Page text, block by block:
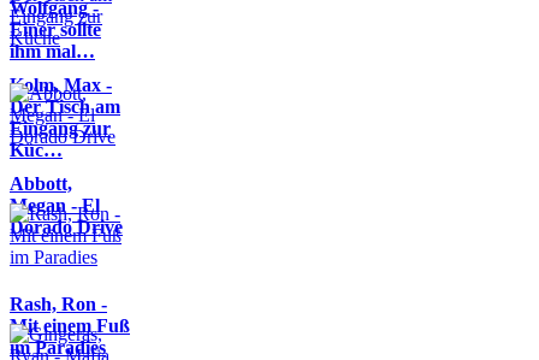
Wolfgang -
Einer sollte
ihm mal…
Kolm, Max -
Der Tisch am
Eingang zur
Küc…
Abbott,
Megan - El
Dorado Drive
Rash, Ron -
Mit einem Fuß
im Paradies